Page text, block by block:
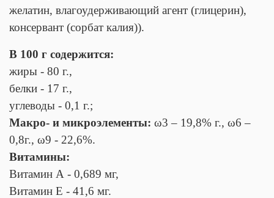
желатин, влагоудерживающий агент (глицерин),
консервант (сорбат калия)).
В 100 г содержится:
жиры - 80 г.,
белки - 17 г.,
углеводы - 0,1 г.;
Макро- и микроэлементы: ω3 – 19,8% г., ω6 –
0,8г., ω9 - 22,6%.
Витамины:
Витамин А - 0,689 мг,
Витамин Е - 41,6 мг.